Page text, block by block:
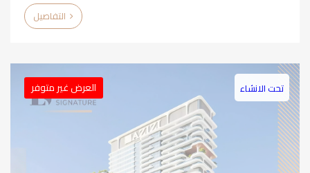
العرض غير متوفر تحت الانشاء